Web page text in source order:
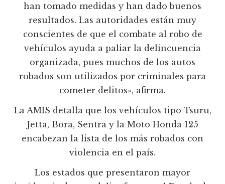
han tomado medidas y han dado buenos
resultados. Las autoridades están muy
conscientes de que el combate al robo de
vehículos ayuda a paliar la delincuencia
organizada, pues muchos de los autos
robados son utilizados por criminales para
cometer delitos», afirma.
La AMIS detalla que los vehículos tipo Tsuru,
Jetta, Bora, Sentra y la Moto Honda 125
encabezan la lista de los más robados con
violencia en el país.
Los estados que presentaron mayor